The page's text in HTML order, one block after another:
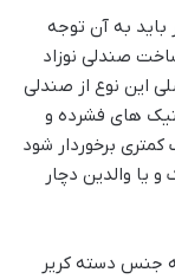
باید به آن توجه
صندلی نوزاد
این نوع از صندلی
های فشرده و
برخوردار شود
یا والدین دچار
جنس دسته کریر